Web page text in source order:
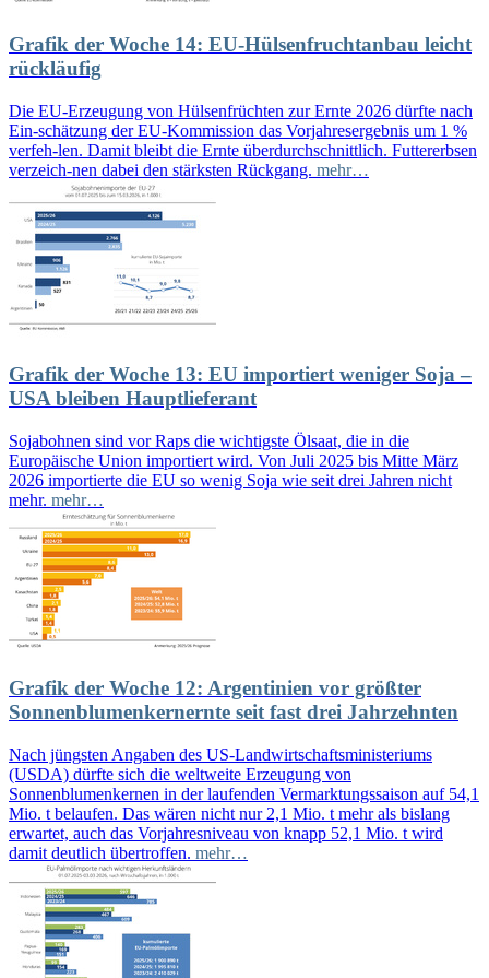
Grafik der Woche 14: EU-Hülsenfruchtanbau leicht
rückläufig
Die EU-Erzeugung von Hülsenfrüchten zur Ernte 2026 dürfte nach
Ein-schätzung der EU-Kommission das Vorjahresergebnis um 1 %
verfeh-len. Damit bleibt die Ernte überdurchschnittlich. Futtererbsen
verzeich-nen dabei den stärksten Rückgang. mehr…
Grafik der Woche 13: EU importiert weniger Soja –
USA bleiben Hauptlieferant
Sojabohnen sind vor Raps die wichtigste Ölsaat, die in die
Europäische Union importiert wird. Von Juli 2025 bis Mitte März
2026 importierte die EU so wenig Soja wie seit drei Jahren nicht
mehr. mehr…
Grafik der Woche 12: Argentinien vor größter
Sonnenblumenkernernte seit fast drei Jahrzehnten
Nach jüngsten Angaben des US-Landwirtschaftsministeriums
(USDA) dürfte sich die weltweite Erzeugung von
Sonnenblumenkernen in der laufenden Vermarktungssaison auf 54,1
Mio. t belaufen. Das wären nicht nur 2,1 Mio. t mehr als bislang
erwartet, auch das Vorjahresniveau von knapp 52,1 Mio. t wird
damit deutlich übertroffen. mehr…